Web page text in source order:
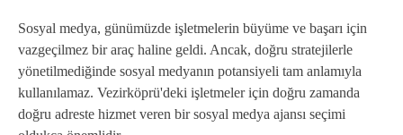
Sosyal medya, günümüzde işletmelerin büyüme ve başarı için
vazgeçilmez bir araç haline geldi. Ancak, doğru stratejilerle
yönetilmediğinde sosyal medyanın potansiyeli tam anlamıyla
kullanılamaz. Vezirköprü'deki işletmeler için doğru zamanda
doğru adreste hizmet veren bir sosyal medya ajansı seçimi